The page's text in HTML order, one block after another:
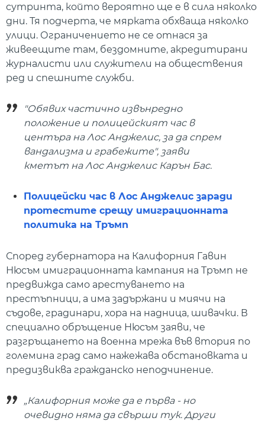
сутринта, който вероятно ще е в сила няколко
дни. Тя подчерта, че мярката обхваща няколко
улици. Ограничението не се отнася за
живеещите там, бездомните, акредитирани
журналисти или служители на обществения
ред и спешните служби.
"Обявих частично извънредно
положение и полицейският час в
центъра на Лос Анджелис, за да спрем
вандализма и грабежите", заяви
кметът на Лос Анджелис Карън Бас.
Полицейски час в Лос Анджелис заради
протестите срещу имиграционната
политика на Тръмп
Според губернатора на Калифорния Гавин
Нюсъм имиграционната кампания на Тръмп не
предвижда само арестуването на
престъпници, а има задържани и миячи на
съдове, градинари, хора на надница, шивачки. В
специално обръщение Нюсъм заяви, че
разгръщането на военна мрежа във втория по
големина град само нажежава обстановката и
предизвиква гражданско неподчинение.
„Калифорния може да е първа - но
очевидно няма да свърши тук. Други